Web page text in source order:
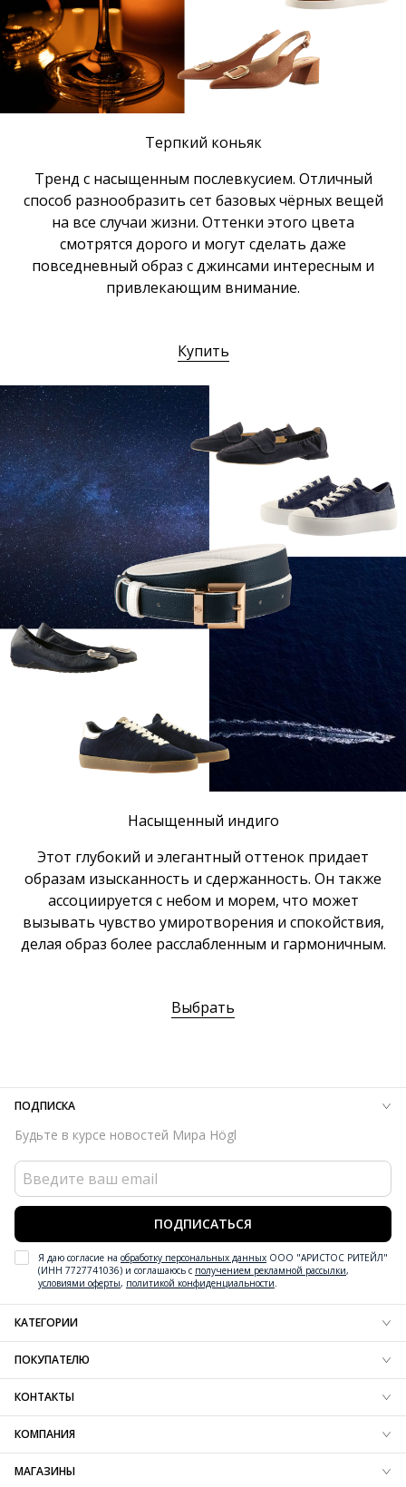
Терпкий коньяк
Тренд с насыщенным послевкусием. Отличный
способ разнообразить сет базовых чёрных вещей
на все случаи жизни. Оттенки этого цвета
смотрятся дорого и могут сделать даже
повседневный образ с джинсами интересным и
привлекающим внимание.
Купить
Насыщенный индиго
Этот глубокий и элегантный оттенок придает
образам изысканность и сдержанность. Он также
ассоциируется с небом и морем, что может
вызывать чувство умиротворения и спокойствия,
делая образ более расслабленным и гармоничным.
Выбрать
КАТЕГОРИИ
Новинки одежды
Обувь
Аксессуары
Вдохновение
Технологии
ПОКУПАТЕЛЮ
Доставка
Оплата
Вопрос-ответ
КОНТАКТЫ
Контактная информация
КОМПАНИЯ
Карта сайта
МАГАЗИНЫ
ПОДПИСКА
Будьте в курсе новостей Мира Högl
ПОДПИСАТЬСЯ
Я даю согласие на обработку персональных данных ООО "АРИСТОС РИТЕЙЛ"
(ИНН 7727741036) и соглашаюсь с получением рекламной рассылки,
условиями оферты, политикой конфиденциальности.